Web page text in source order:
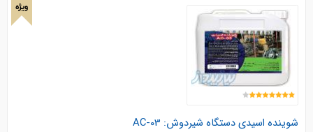
ویژه
شوینده اسیدی دستگاه شیردوش: AC-03